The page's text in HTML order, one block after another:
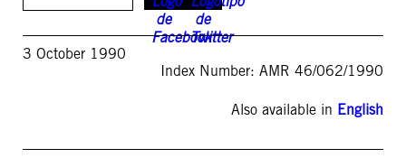
3 October 1990
Index Number: AMR 46/062/1990
Also available in English